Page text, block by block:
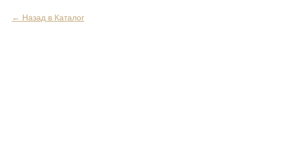
Назад в Каталог